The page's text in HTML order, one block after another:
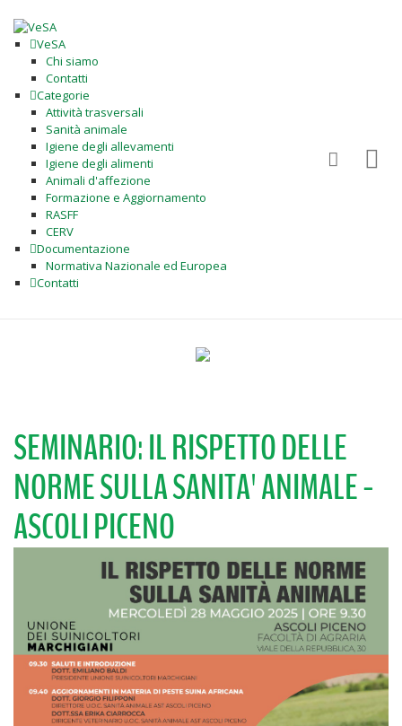
VeSA
Chi siamo
Contatti
Categorie
Attività trasversali
Sanità animale
Igiene degli allevamenti
Igiene degli alimenti
Animali d'affezione
Formazione e Aggiornamento
RASFF
CERV
Documentazione
Normativa Nazionale ed Europea
Contatti
SEMINARIO: IL RISPETTO DELLE
NORME SULLA SANITA' ANIMALE -
ASCOLI PICENO